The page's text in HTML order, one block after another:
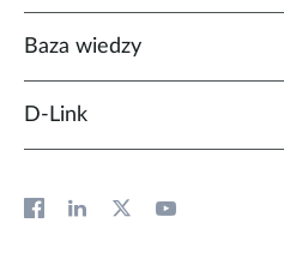
Baza wiedzy
D‑Link